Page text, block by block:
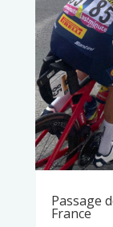
Passage
France